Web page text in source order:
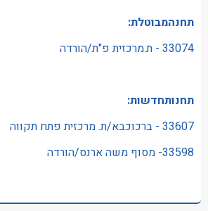
תחנהמבוטלת:
33074 - ת.מרכזית פ"ת/הורדה
תחנותחדשות:
33607 - ברכוכבא/ת. מרכזית פתח תקווה
33598- מסוף משה ארנס/הורדה